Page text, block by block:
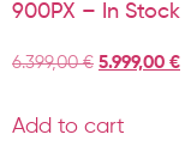
900PX – In Stock
6.399,00€ 5.999,00 €
Add to cart